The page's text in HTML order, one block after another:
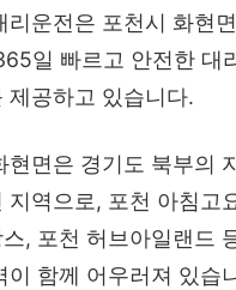
리운전은 포천시 화현
일 빠르고 안전한 대
제공하고 있습니다.
현면은 경기도 북부의
지역으로, 포천 아침고
, 포천 허브아일랜드
이 함께 어우러져 있습